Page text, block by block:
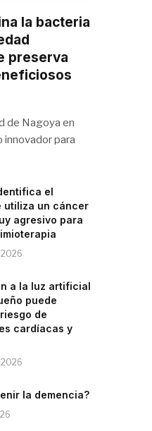
la bacteria
preserva
de Nagoya en
innovador para
el
utiliza un cáncer
agresivo para
a la luz artificial
puede
de
cardíacas y
la demencia?